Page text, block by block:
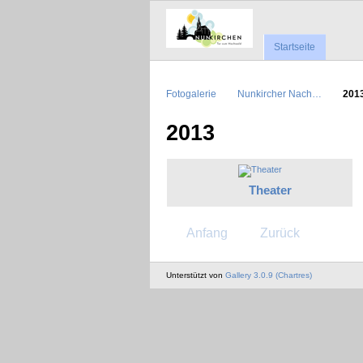
Startseite
Fotogalerie Nunkircher Nach…
2013
Theater
Anfang Zurück
Unterstützt von Gallery 3.0.9 (Chartres)